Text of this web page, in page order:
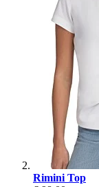
Rimini Top